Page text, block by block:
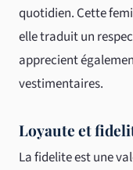
quotidien. Cette
elle traduit un
apprecient
vestimentaires.
Loyaute et
La fidelite est une